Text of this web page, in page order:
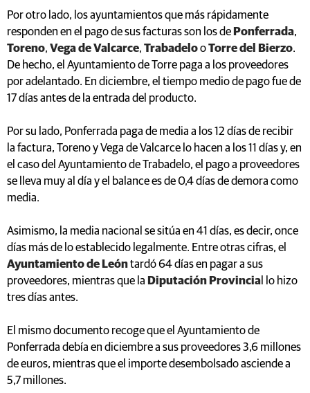
Por otro lado, los ayuntamientos que más rápidamente
responden en el pago de sus facturas son los de Ponferrada,
Toreno, Vega de Valcarce, TrabadelooTorre del Bierzo.
De hecho, el Ayuntamiento de Torre paga a los proveedores
por adelantado. En diciembre, el tiempo medio de pago fue de
17 días antes de la entrada del producto.
Por su lado, Ponferrada paga de media a los 12 días de recibir
la factura, Toreno y Vega de Valcarce lo hacen a los 11 días y, en
el caso del Ayuntamiento de Trabadelo, el pago a proveedores
se lleva muy al día y el balance es de 0,4 días de demora como
media.
Asimismo, la media nacional se sitúa en 41 días, es decir, once
días más de lo establecido legalmente. Entre otras cifras, el
Ayuntamiento de Leóntardó 64 días en pagar a sus
proveedores, mientras que la Diputación Provincia l lo hizo
tres días antes.
El mismo documento recoge que el Ayuntamiento de
Ponferrada debía en diciembre a sus proveedores 3,6 millones
de euros, mientras que el importe desembolsado asciende a
5,7 millones.